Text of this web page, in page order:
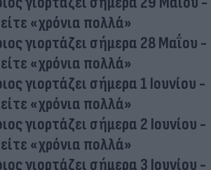
«χρόνια πολλά»
γιορτάζει σήμερα 28 Μαΐου -
«χρόνια πολλά»
γιορτάζει σήμερα 1 Ιουνίου -
«χρόνια πολλά»
γιορτάζει σήμερα 2 Ιουνίου -
«χρόνια πολλά»
γιορτάζει σήμερα 3 Ιουνίου -